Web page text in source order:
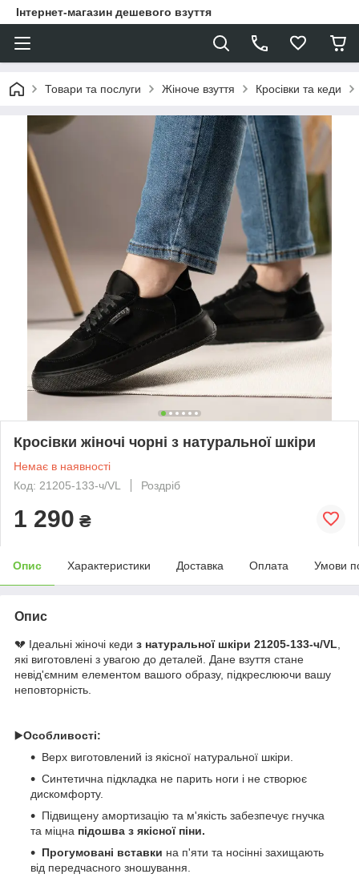
Інтернет-магазин дешевого взуття
Товари та послуги Жіноче взуття Кросівки та кеди
Кросівки жіночі чорні з натуральної шкіри
Немає в наявності
Код: 21205-133-ч/VL
Роздріб
1 290 ₴
Опис Характеристики Доставка Оплата Умови
Опис
💔 Ідеальні жіночі кеди з натуральної шкіри 21205-133-ч/VL
які виготовлені з увагою до деталей. Дане взуття стане
невід'ємним елементом вашого образу, підкреслюючи вашу
неповторність.
▶️Особливості:
Верх виготовлений із якісної натуральної шкіри.
Синтетична підкладка не парить ноги і не створює
дискомфорту.
Підвищену амортизацію та м'якість забезпечує гнучка
та міцна підошва з якісної піни.
Прогумовані вставки на п'яти та носінні захищають
від передчасного зношування.